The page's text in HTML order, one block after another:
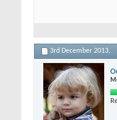
3rd December 2013,